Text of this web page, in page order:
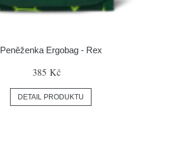
Peněženka Ergobag - Rex
385 Kč
DETAIL PRODUKTU